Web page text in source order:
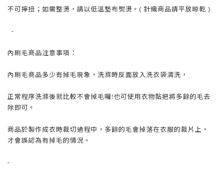
不可擰扭；如需整燙，請以低溫墊布熨燙。( 針織商品請平放晾乾 )
-
內刷毛商品注意事項：
內刷毛商品多少有掉毛現象，洗滌時反面放入洗衣袋清洗，
正常程序洗滌後就比較不會掉毛囉!也可使用衣物黏把將多餘的毛去
除即可。
商品於製作成衣時裁切過程中，多餘的毛會掉落在衣服的裁片上，
才會誤認為有掉毛的情況。
-